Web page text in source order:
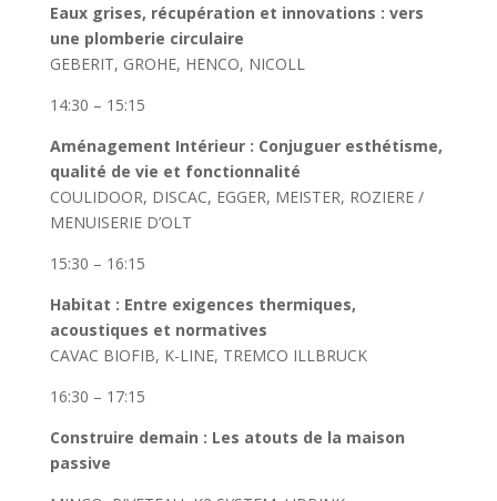
Eaux grises, récupération et innovations : vers
une plomberie circulaire
GEBERIT, GROHE, HENCO, NICOLL
14:30 – 15:15
Aménagement Intérieur : Conjuguer esthétisme,
qualité de vie et fonctionnalité
COULIDOOR, DISCAC, EGGER, MEISTER, ROZIERE /
MENUISERIE D’OLT
15:30 – 16:15
Habitat : Entre exigences thermiques,
acoustiques et normatives
CAVAC BIOFIB, K-LINE, TREMCO ILLBRUCK
16:30 – 17:15
Construire demain : Les atouts de la maison
passive